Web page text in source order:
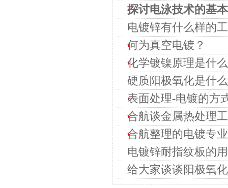
探讨电泳技术的基
电镀锌有什么样的
何为真空电镀？
化学镀镍原理是什
硬质阳极氧化是什
表面处理-电镀的方
合航谈金属热处理
合航整理的电镀专
电镀锌耐指纹板的
给大家谈谈阳极氧